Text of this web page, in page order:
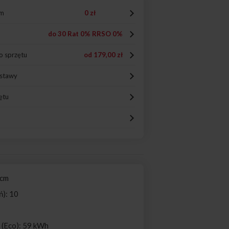
0 zł
do 30 Rat 0% RRSO 0%
sprzętu od 179,00 zł
10
59 kWh